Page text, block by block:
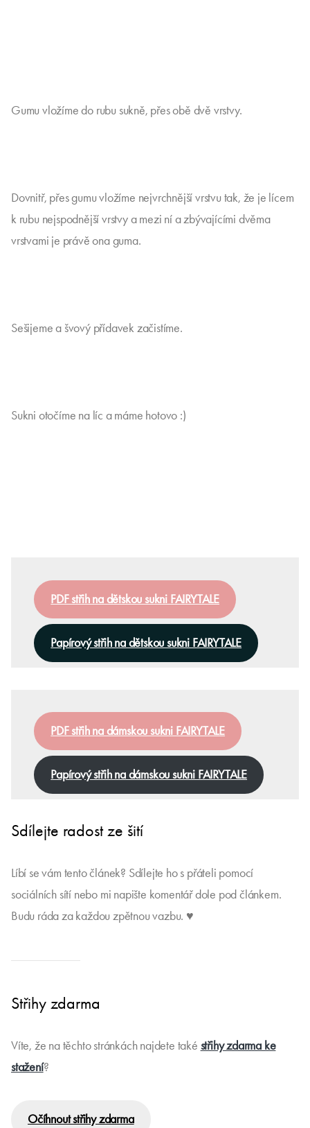
Gumu vložíme do rubu sukně, přes obě dvě vrstvy.
Dovnitř, přes gumu vložíme nejvrchnější vrstvu tak, že je lícem
k rubu nejspodnější vrstvy a mezi ní a zbývajícími dvěma
vrstvami je právě ona guma.
Sešijeme a švový přídavek začistíme.
Sukni otočíme na líc a máme hotovo :)
PDF střih na dětskou sukni FAIRYTALE
Papírový střih na dětskou sukni FAIRYTALE
PDF střih na dámskou sukni FAIRYTALE
Papírový střih na dámskou sukni FAIRYTALE
Sdílejte radost ze šití
Líbí se vám tento článek? Sdílejte ho s přáteli pomocí
sociálních sítí nebo mi napište komentář dole pod článkem.
Budu ráda za každou zpětnou vazbu. ♥
Střihy zdarma
Víte, že na těchto stránkách najdete také střihy zdarma ke
stažení?
Očíhnout střihy zdarma